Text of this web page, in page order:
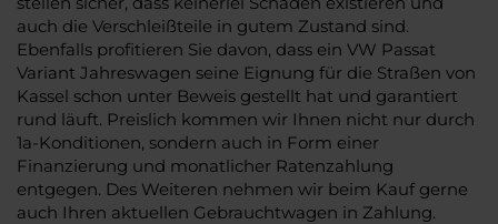
auch die Verschleißteile in gutem Zustand sind.
Ebenfalls profitieren Sie davon, dass ein VW Passat
Variant Jahreswagen seine Eignung für die Straßen von
Kassel schon unter Beweis gestellt hat und garantiert
rund läuft. Preislich kommen wir Ihnen nicht nur durch
1a-Konditionen, sondern auch in Form einer
Finanzierung und monatlicher Ratenzahlung
entgegen. Des Weiteren nehmen wir beim Kauf gerne
auch Ihren aktuellen Gebrauchtwagen in Zahlung.